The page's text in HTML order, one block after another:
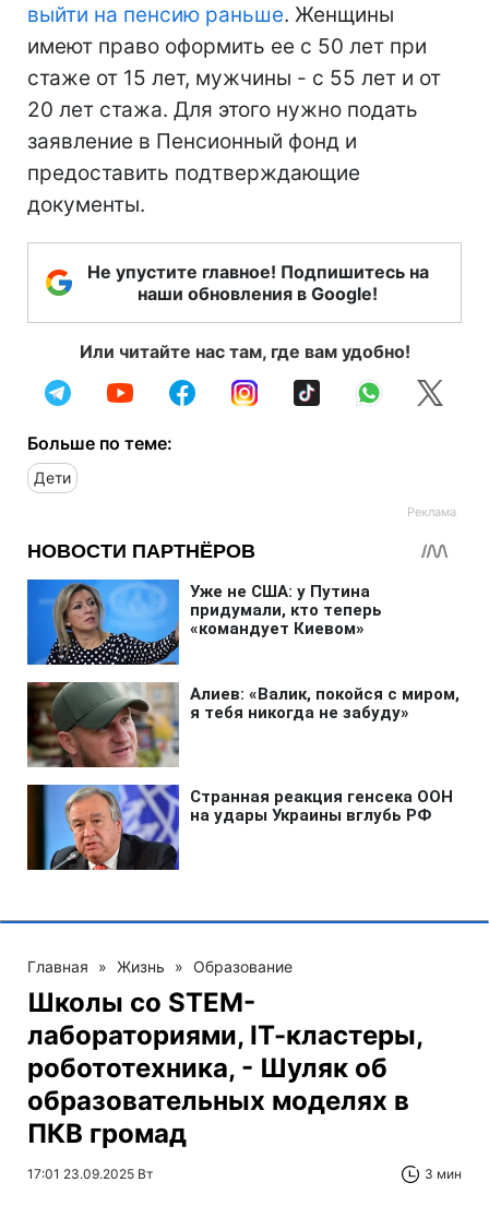
выйти на пенсию раньше. Женщины
имеют право оформить ее с 50 лет при
стаже от 15 лет, мужчины - с 55 лет и от
20 лет стажа. Для этого нужно подать
заявление в Пенсионный фонд и
предоставить подтверждающие
документы.
Не упустите главное! Подпишитесь на
наши обновления в Google!
Или читайте нас там, где вам удобно!
Больше по теме:
Дети
Главная » Жизнь » Образование
Школы со STEM-
лабораториями, IТ-кластеры,
робототехника, - Шуляк об
образовательных моделях в
ПКВ громад
17:01 23.09.2025 Вт 3 мин